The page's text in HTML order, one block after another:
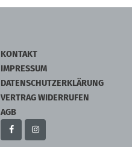
KONTAKT
IMPRESSUM
DATENSCHUTZERKLÄRUNG
VERTRAG WIDERRUFEN
AGB